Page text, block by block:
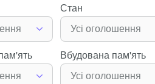
Стан
Усі оголошення
Вбудована пам'ять
Усі оголошення